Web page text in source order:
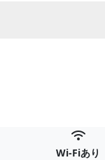
Wi-Fiあり